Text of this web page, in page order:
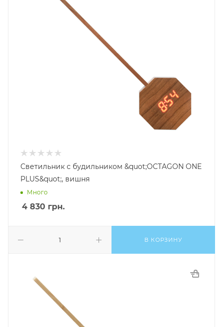
Светильник c будильником &quot;OCTAGON ONE
PLUS&quot;, вишня
Много
4 830 грн.
В КОРЗИНУ